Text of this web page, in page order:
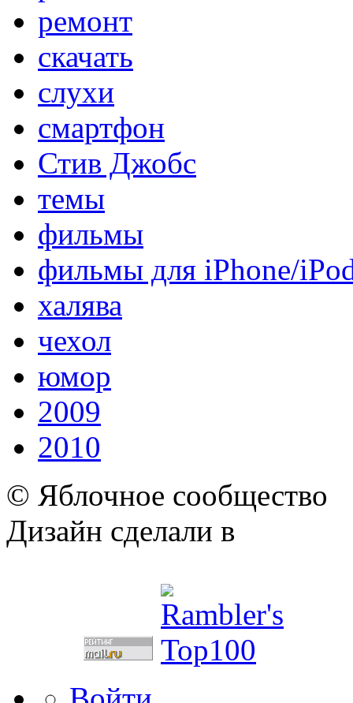
ремонт
скачать
слухи
смартфон
Стив Джобс
темы
фильмы
фильмы для iPhone/
халява
чехол
юмор
2009
2010
© Яблочное сообщество
Дизайн сделали в